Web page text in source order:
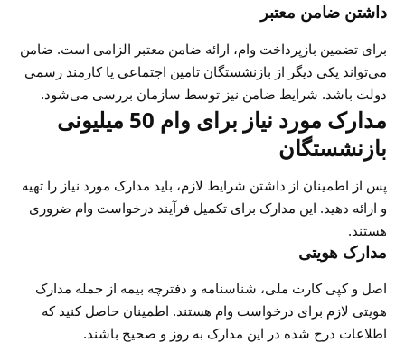
داشتن ضامن معتبر
برای تضمین بازپرداخت وام، ارائه ضامن معتبر الزامی است. ضامن
می‌تواند یکی دیگر از بازنشستگان تامین اجتماعی یا کارمند رسمی
دولت باشد. شرایط ضامن نیز توسط سازمان بررسی می‌شود.
مدارک مورد نیاز برای وام 50 میلیونی
بازنشستگان
پس از اطمینان از داشتن شرایط لازم، باید مدارک مورد نیاز را تهیه
و ارائه دهید. این مدارک برای تکمیل فرآیند درخواست وام ضروری
هستند.
مدارک هویتی
اصل و کپی کارت ملی، شناسنامه و دفترچه بیمه از جمله مدارک
هویتی لازم برای درخواست وام هستند. اطمینان حاصل کنید که
اطلاعات درج شده در این مدارک به روز و صحیح باشند.